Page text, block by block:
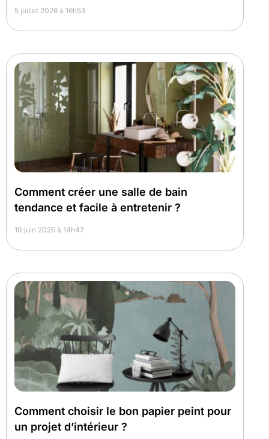
5 juillet 2026 à 16h53
Comment créer une salle de bain
tendance et facile à entretenir ?
10 juin 2026 à 14h47
Comment choisir le bon papier peint pour
un projet d’intérieur ?